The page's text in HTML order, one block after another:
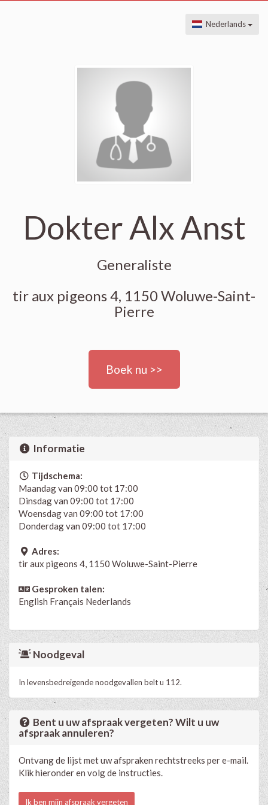
Nederlands
Dokter Alx Anst
Generaliste
tir aux pigeons 4, 1150 Woluwe-Saint-
Pierre
Boek nu >>
Informatie
Tijdschema:
Maandag van 09:00 tot 17:00
Dinsdag van 09:00 tot 17:00
Woensdag van 09:00 tot 17:00
Donderdag van 09:00 tot 17:00
Adres:
tir aux pigeons 4, 1150 Woluwe-Saint-Pierre
Gesproken talen:
English Français Nederlands
Noodgeval
In levensbedreigende noodgevallen belt u 112.
Bent u uw afspraak vergeten? Wilt u uw
afspraak annuleren?
Ontvang de lijst met uw afspraken rechtstreeks per e-mail.
Klik hieronder en volg de instructies.
Ik ben mijn afspraak vergeten